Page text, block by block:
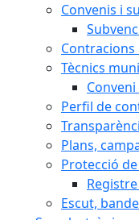
Convenis i
Tècnics
Perfil de
Plans,
Protecció
Escut,